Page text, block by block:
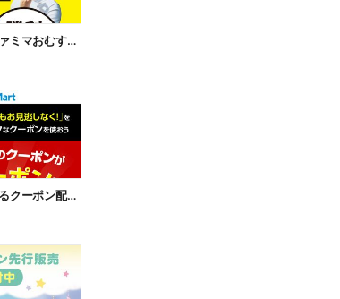
【おトク】大谷選手ファミマおむすび割
【おトク】お店で使えるクーポン配信中